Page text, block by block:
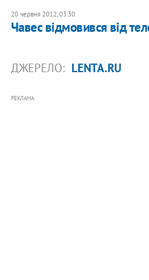
20 червня 2012, 03:30
Чавес відмовився від
ДЖЕРЕЛО: LENTA.RU
РЕКЛАМА